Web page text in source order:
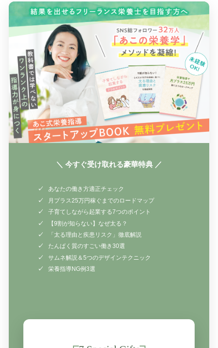
＼ 今すぐ受け取れる豪華特典 ／
あなたの働き方適正チェック
月プラス25万円稼ぐまでのロードマップ
子育てしながら起業する7つのポイント
【9割が知らない】なぜ太る？
「太る理由と疾患リスク」徹底解説
たんぱく質のすごい働き30選
サムネ解説＆5つのデザインテクニック
栄養指導NG例3選